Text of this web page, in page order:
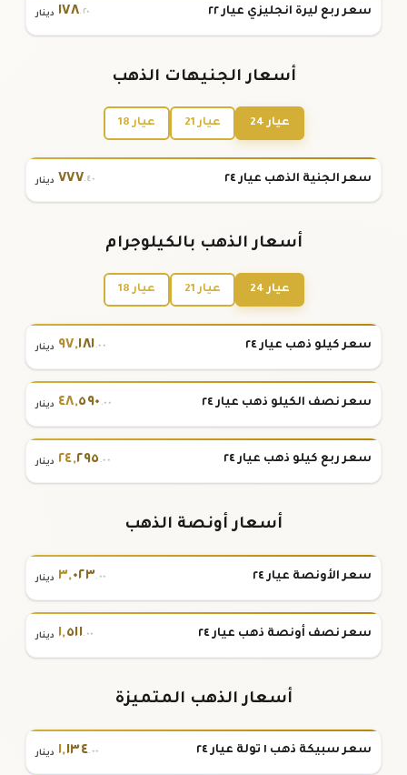
سعر ربع ليرة انجليزي عيار ٢٢ ١٧٨.٢٠ دينار
أسعار الجنيهات الذهب
عيار 24 عيار 21 عيار 18
سعر الجنية الذهب عيار ٢٤ ٧٧٧.٤٠ دينار
أسعار الذهب بالكيلوجرام
عيار 24 عيار 21 عيار 18
سعر كيلو ذهب عيار ٢٤ ٩٧,١٨١.٠٠ دينار
سعر نصف الكيلو ذهب عيار ٢٤ ٤٨,٥٩٠ .٠٠ دينار
سعر ربع كيلو ذهب عيار ٢٤ ٢٤,٢٩٥ .٠٠ دينار
أسعار أونصة الذهب
سعر الأونصة عيار ٢٤ ٣,٠٢٣.٠٠ دينار
سعر نصف أونصة ذهب عيار ٢٤ ١,٥١١.٠٠ دينار
أسعار الذهب المتميزة
سعر سبيكة ذهب ١ تولة عيار ٢٤ ١,١٣٤.٠٠ دينار